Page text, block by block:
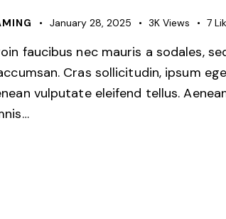
January 28, 2025 3K Views 7
faucibus nec mauris a sodales,
Cras sollicitudin, ipsum
vulputate eleifend tellus.